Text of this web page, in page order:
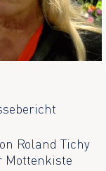
Roland Tichy
Mottenkiste